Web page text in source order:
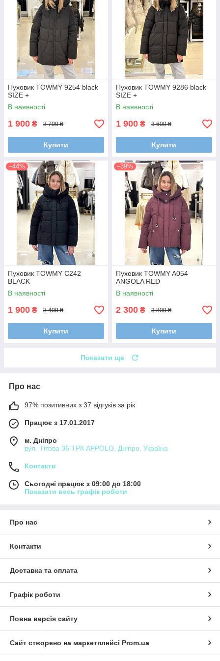
Пуховик TOWMY 9254 black
SIZE +
В наявності
1 900 ₴ 3 700 ₴
Купити
Пуховик TOWMY 9286 black
SIZE +
В наявності
1 900 ₴ 3 600 ₴
Купити
–44%
Пуховик TOWMY C242
BLACK
В наявності
1 900 ₴ 3 400 ₴
Купити
–39%
Пуховик TOWMY A054
ANGOLA RED
В наявності
2 300 ₴ 3 800 ₴
Купити
Показати ще
Про нас
97% позитивних з 37 відгуків за рік
Працює з 17.01.2017
м. Дніпро
вул. Тітова 36 ТРК APPOLO, Дніпро, Україна
Контакти
Сьогодні працює з 09:00 до 18:00
Показати весь графік роботи
Про нас
Контакти
Доставка та оплата
Графік роботи
Повна версія сайту
Сайт створено на маркетплейсі Prom.ua